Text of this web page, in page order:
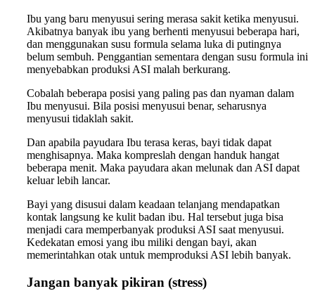
Ibu yang baru menyusui sering merasa sakit ketika menyusui.
Akibatnya banyak ibu yang berhenti menyusui beberapa hari,
dan menggunakan susu formula selama luka di putingnya
belum sembuh. Penggantian sementara dengan susu formula ini
menyebabkan produksi ASI malah berkurang.
Cobalah beberapa posisi yang paling pas dan nyaman dalam
Ibu menyusui. Bila posisi menyusui benar, seharusnya
menyusui tidaklah sakit.
Dan apabila payudara Ibu terasa keras, bayi tidak dapat
menghisapnya. Maka kompreslah dengan handuk hangat
beberapa menit. Maka payudara akan melunak dan ASI dapat
keluar lebih lancar.
Bayi yang disusui dalam keadaan telanjang mendapatkan
kontak langsung ke kulit badan ibu. Hal tersebut juga bisa
menjadi cara memperbanyak produksi ASI saat menyusui.
Kedekatan emosi yang ibu miliki dengan bayi, akan
memerintahkan otak untuk memproduksi ASI lebih banyak.
Jangan banyak pikiran (stress)